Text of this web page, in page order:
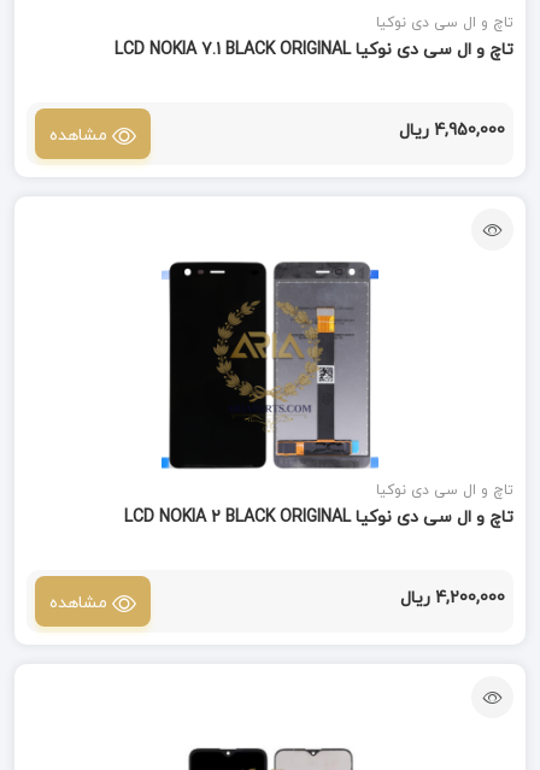
تاچ و ال سی دی نوکیا
تاچ و ال سی دی نوکیا LCD NOKIA 7.1 BLACK ORIGINAL
4,950,000 ریال مشاهده
تاچ و ال سی دی نوکیا
تاچ و ال سی دی نوکیا LCD NOKIA 2 BLACK ORIGINAL
4,200,000 ریال مشاهده